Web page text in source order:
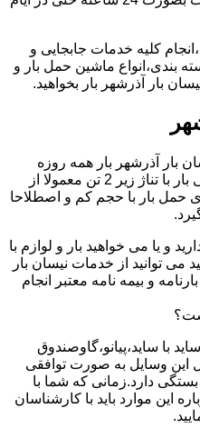
کلیه خدمات جابجایی و
بندی،انواع ماشین حمل بار و
بار آذرشهر بار بخواهید.
بار آذرشهر بار همه روزه
انجام می شود.برای حمل و جابجایی بار با تناژ زیر 2 تن معمولا از
حمل بار با حجم کم و اصطلاحا
و یا می خواهید بار و لوازم با
توانید از خدمات نیسان بار
و بیمه نامه معتبر انجام
با ساید،پیانو،گاوصندوق
وسایل به صورت توافقی
دارد.زمانی که شما با
این موارد باید با کارشناسان